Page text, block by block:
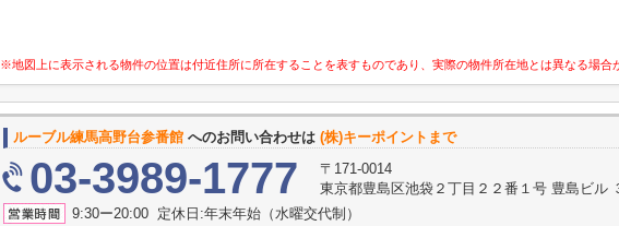
※地図上に表示される物件の位置は付近住所に所在することを表すものであり、実際の物件所在地とは異なる場合
ルーブル練馬高野台参番館 へのお問い合わせは (株)キーポイントまで
03-3989-1777
〒171-0014
東京都豊島区池袋２丁目２２番１号 豊島ビル
9:30ー20:00 定休日:年末年始（水曜交代制）